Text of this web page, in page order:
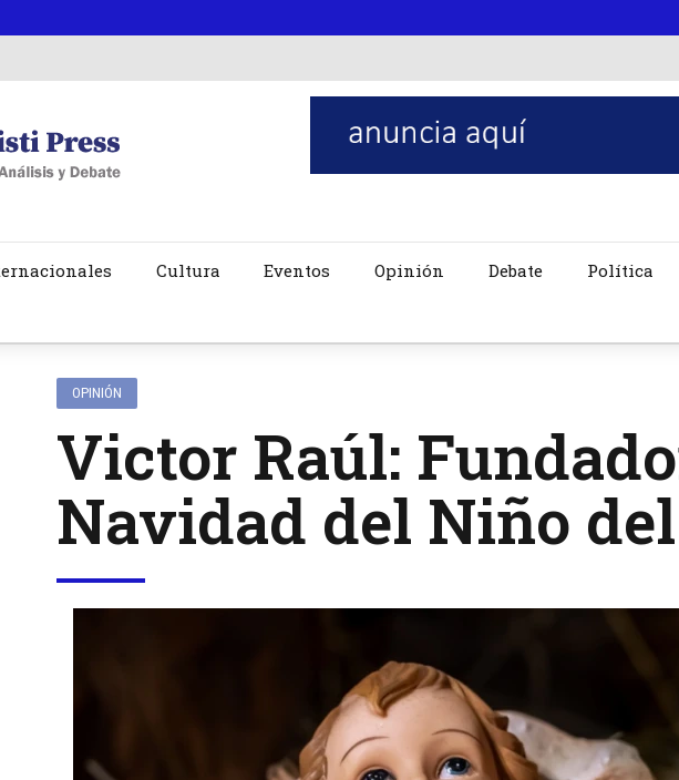
Cultura Eventos Opinión Debate Política
OPINIÓN
Victor Raúl:
Navidad del Niño